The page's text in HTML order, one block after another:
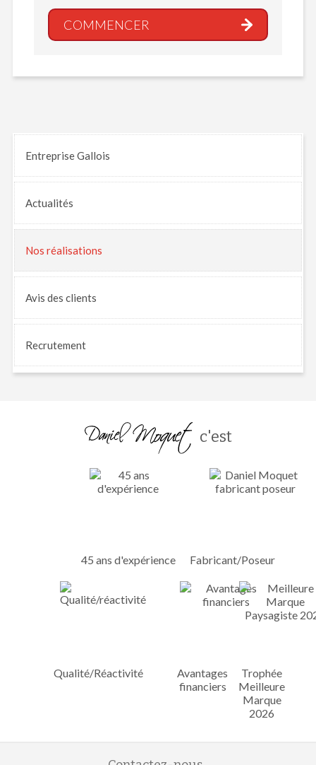
COMMENCER
Entreprise Gallois
Actualités
Nos réalisations
Avis des clients
Recrutement
c'est
45 ans d'expérience Fabricant/Poseur
Qualité/Réactivité
Avantages
financiers
Trophée
Meilleure
Marque
2026